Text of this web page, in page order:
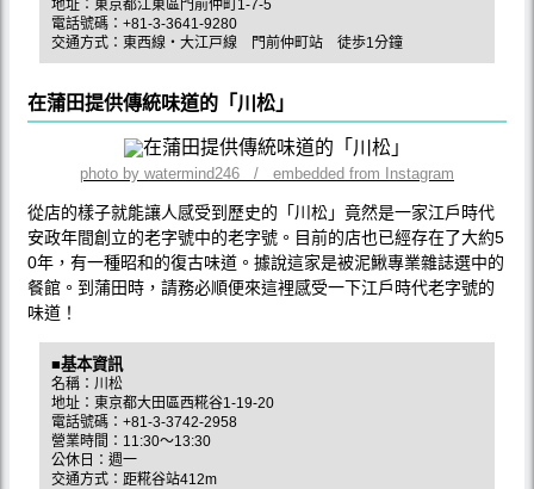
地址：東京都江東區門前仲町1-7-5
電話號碼：+81-3-3641-9280
交通方式：東西線・大江戸線 門前仲町站 徒歩1分鐘
在蒲田提供傳統味道的「川松」
photo by watermind246 / embedded from Instagram
從店的樣子就能讓人感受到歷史的「川松」竟然是一家江戶時代
安政年間創立的老字號中的老字號。目前的店也已經存在了大約5
0年，有一種昭和的復古味道。據說這家是被泥鰍專業雜誌選中的
餐館。到蒲田時，請務必順便來這裡感受一下江戶時代老字號的
味道！
■基本資訊
名稱：川松
地址：東京都大田區西糀谷1-19-20
電話號碼：+81-3-3742-2958
營業時間：11:30～13:30
公休日：週一
交通方式：距糀谷站412m